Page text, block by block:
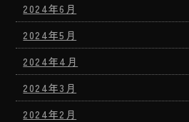
2024年6月
2024年5月
2024年4月
2024年3月
2024年2月